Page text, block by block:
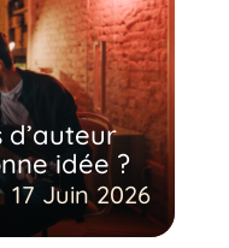
idée ?
17 Juin 2026